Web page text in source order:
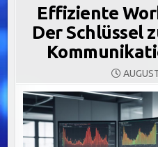
Effiziente
Der Schlüssel